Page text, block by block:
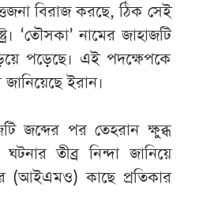
বিরাজ করছে, ঠিক সেই
‘তৌসকা’ নামের জাহাজটি
পড়েছে। এই পদক্ষেপকে
ইরান।
জব্দের পর তেহরান ক্ষুব্ধ
তীব্র নিন্দা জানিয়ে
(আইএমও) কাছে প্রতিকার